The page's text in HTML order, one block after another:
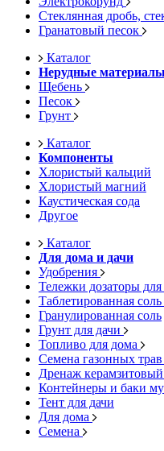
Стеклянная дробь,
Гранатовый песок
Каталог
Нерудные материалы
Щебень
Песок
Грунт
Каталог
Компоненты
Хлористый кальций
Хлористый магний
Каустическая сода
Другое
Каталог
Для дома и дачи
Удобрения
Тележки дозаторы
Таблетированная соль
Гранулированная соль
Грунт для дачи
Топливо для дома
Семена газонных трав
Дренаж керамзитовый
Контейнеры и баки
Тент для дачи
Для дома
Семена